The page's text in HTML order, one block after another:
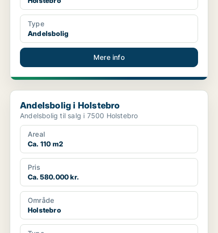
Type
Andelsbolig
Mere info
Andelsbolig i Holstebro
Andelsbolig i Holstebro
Andelsbolig til salg i 7500 Holstebro
Areal
Ca. 110 m2
Pris
Ca. 580.000 kr.
Område
Holstebro